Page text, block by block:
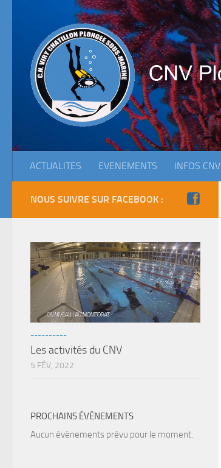
ACTUALITES EVENEMENTS INFOS CNV
NOUS SUIVRE SUR FACEBOOK :
----------
Les activités du CNV
5 FÉV, 2022
PROCHAINS ÉVÈNEMENTS
Aucun évènements prévu pour le moment.